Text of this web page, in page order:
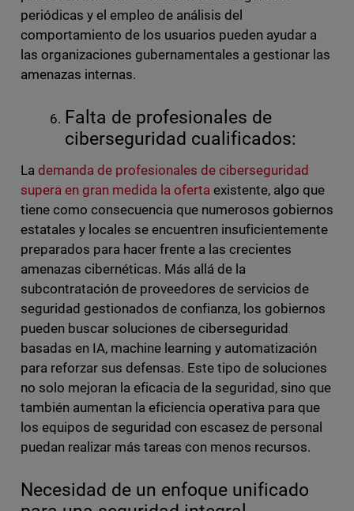
periódicas y el empleo de análisis del
comportamiento de los usuarios pueden ayudar a
las organizaciones gubernamentales a gestionar las
amenazas internas.
Falta de profesionales de
ciberseguridad cualificados:
La demanda de profesionales de ciberseguridad
supera en gran medida la oferta existente, algo que
tiene como consecuencia que numerosos gobiernos
estatales y locales se encuentren insuficientemente
preparados para hacer frente a las crecientes
amenazas cibernéticas. Más allá de la
subcontratación de proveedores de servicios de
seguridad gestionados de confianza, los gobiernos
pueden buscar soluciones de ciberseguridad
basadas en IA, machine learning y automatización
para reforzar sus defensas. Este tipo de soluciones
no solo mejoran la eficacia de la seguridad, sino que
también aumentan la eficiencia operativa para que
los equipos de seguridad con escasez de personal
puedan realizar más tareas con menos recursos.
Necesidad de un enfoque unificado